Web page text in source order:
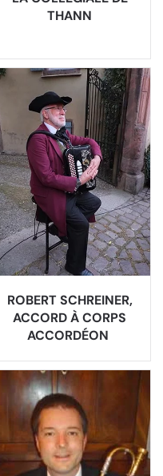
THANN
ROBERT SCHREINER,
ACCORD À CORPS
ACCORDÉON